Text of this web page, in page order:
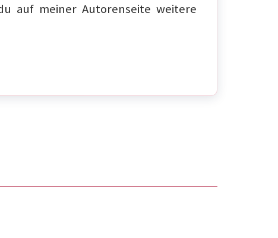
auf meiner Autorenseite weitere